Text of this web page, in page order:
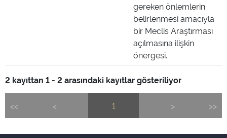
gereken önlemlerin
belirlenmesi amacıyla
bir Meclis Araştırması
açılmasına ilişkin
önergesi.
2 kayıttan 1 - 2 arasındaki kayıtlar gösteriliyor
<< < 1 > >>